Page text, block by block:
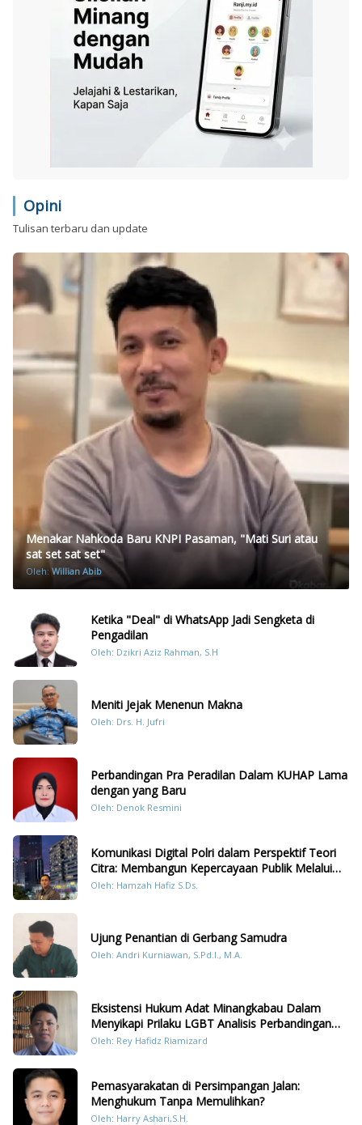
Opini
Tulisan terbaru dan update
Menakar Nahkoda Baru KNPI Pasaman, "Mati Suri atau
sat set sat set"
Oleh:Willian Abib
Ketika "Deal" di WhatsApp Jadi Sengketa di
Pengadilan
Oleh: Dzikri Aziz Rahman, S.H
Meniti Jejak Menenun Makna
Oleh: Drs. H. Jufri
Perbandingan Pra Peradilan Dalam KUHAP Lama
dengan yang Baru
Oleh: Denok Resmini
Komunikasi Digital Polri dalam Perspektif Teori
Citra: Membangun Kepercayaan Publik Melalui
Konten Humanis Kesiapsiagaan Bencana di
Oleh: Hamzah Hafiz S.Ds.
Ujung Penantian di Gerbang Samudra
Oleh: Andri Kurniawan, S.Pd.I., M.A.
Eksistensi Hukum Adat Minangkabau Dalam
Menyikapi Prilaku LGBT Analisis Perbandingan
Dengan Hukum Pidana
Oleh: Rey Hafidz Riamizard
Pemasyarakatan di Persimpangan Jalan:
Menghukum Tanpa Memulihkan?
Oleh: Harry Ashari,S.H.